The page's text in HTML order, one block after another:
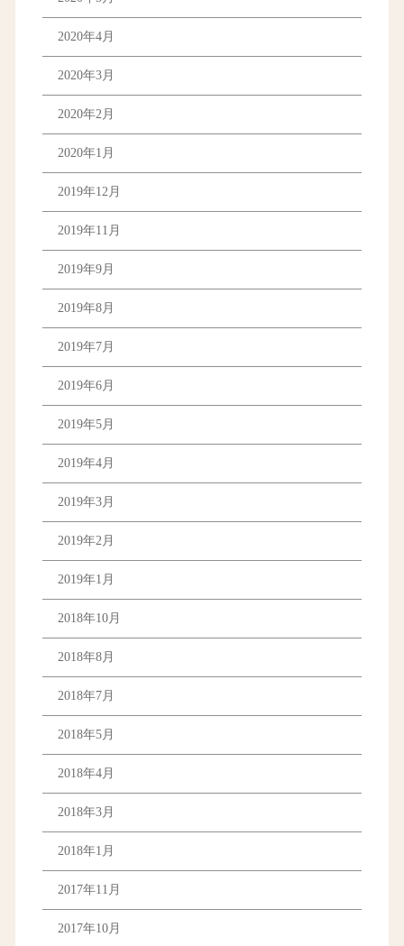
2020年4月
2020年3月
2020年2月
2020年1月
2019年12月
2019年11月
2019年9月
2019年8月
2019年7月
2019年6月
2019年5月
2019年4月
2019年3月
2019年2月
2019年1月
2018年10月
2018年8月
2018年7月
2018年5月
2018年4月
2018年3月
2018年1月
2017年11月
2017年10月